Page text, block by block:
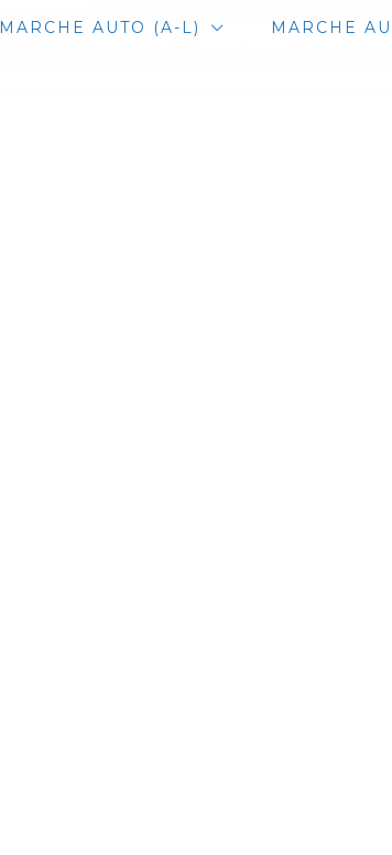
MARCHE AUTO (A-L) MARCHE